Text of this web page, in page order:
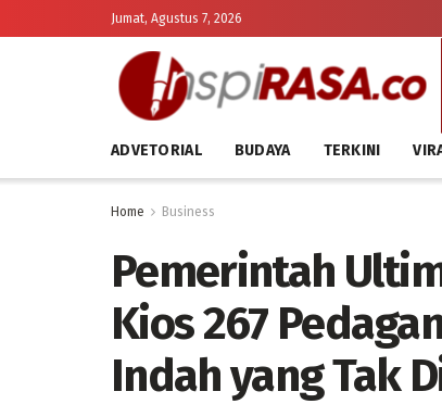
Jumat, Agustus 7, 2026
ADVETORIAL BUDAYA TERKINI
Home Business
Pemerintah
Kios 267
Indah yang Tak